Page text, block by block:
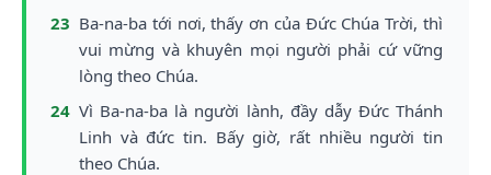
23 Ba-na-ba tới nơi, thấy ơn của Đức Chúa Trời, thì
vui mừng và khuyên mọi người phải cứ vững
lòng theo Chúa.
24 Vì Ba-na-ba là người lành, đầy dẫy Đức Thánh
Linh và đức tin. Bấy giờ, rất nhiều người tin
theo Chúa.